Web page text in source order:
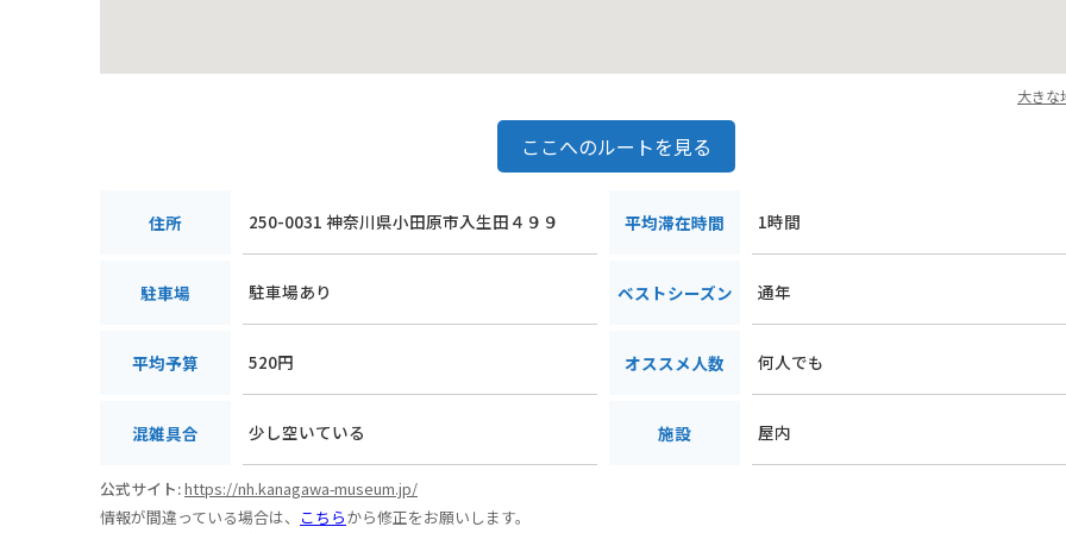
大きな
ここへのルートを見る
住所 250-0031 神奈川県小田原市入生田４９９ 平均滞在時間 1時間
駐車場 駐車場あり ベストシーズン 通年
平均予算 520円 オススメ人数 何人でも
混雑具合 少し空いている 施設 屋内
公式サイト:https://nh.kanagawa-museum.jp/
情報が間違っている場合は、 こちらから修正をお願いします。